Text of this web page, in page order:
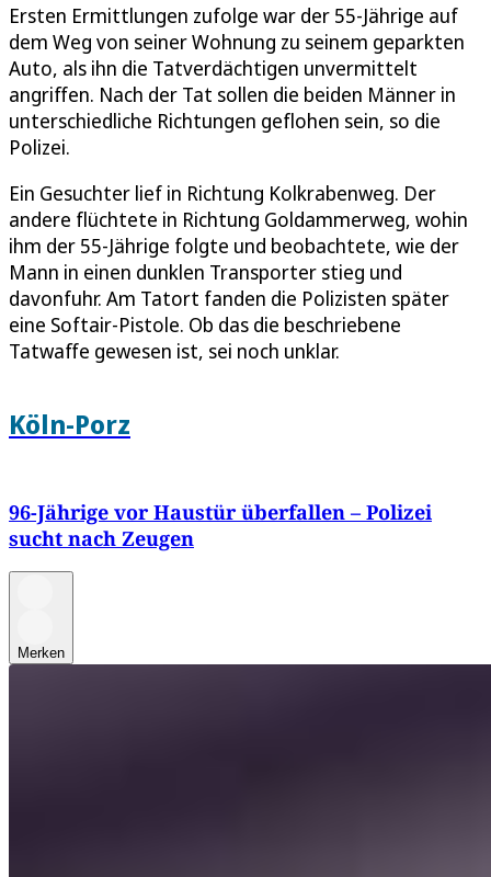
Ersten Ermittlungen zufolge war der 55-Jährige auf
dem Weg von seiner Wohnung zu seinem geparkten
Auto, als ihn die Tatverdächtigen unvermittelt
angriffen. Nach der Tat sollen die beiden Männer in
unterschiedliche Richtungen geflohen sein, so die
Polizei.
Ein Gesuchter lief in Richtung Kolkrabenweg. Der
andere flüchtete in Richtung Goldammerweg, wohin
ihm der 55-Jährige folgte und beobachtete, wie der
Mann in einen dunklen Transporter stieg und
davonfuhr. Am Tatort fanden die Polizisten später
eine Softair-Pistole. Ob das die beschriebene
Tatwaffe gewesen ist, sei noch unklar.
Köln-Porz
96-Jährige vor Haustür überfallen – Polizei
sucht nach Zeugen
Merken